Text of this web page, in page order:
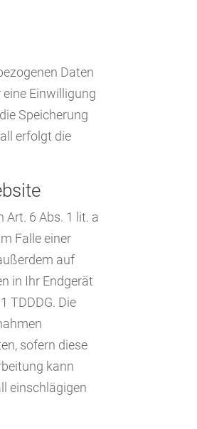
Daten
Einwilligung
Speicherung
erfolgt die
6 Abs. 1 lit. a
Falle einer
auf
in Ihr Endgerät
TDDDG. Die
sofern diese
kann
einschlägigen